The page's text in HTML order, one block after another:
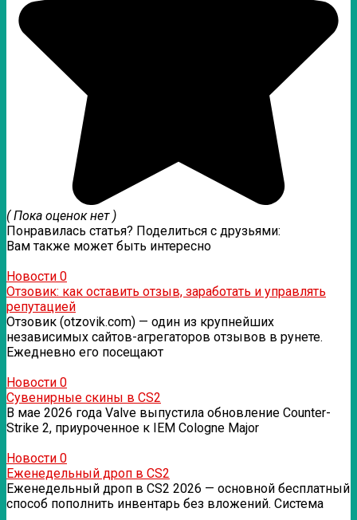
( Пока оценок нет )
Понравилась статья? Поделиться с друзьями:
Вам также может быть интересно
Новости 0
Отзовик: как оставить отзыв, заработать и управлять
репутацией
Отзовик (otzovik.com) — один из крупнейших
независимых сайтов-агрегаторов отзывов в рунете.
Ежедневно его посещают
Новости 0
Сувенирные скины в CS2
В мае 2026 года Valve выпустила обновление Counter-
Strike 2, приуроченное к IEM Cologne Major
Новости 0
Еженедельный дроп в CS2
Еженедельный дроп в CS2 2026 — основной бесплатный
способ пополнить инвентарь без вложений. Система